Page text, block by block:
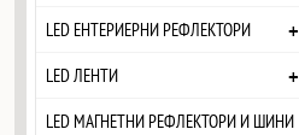
LED ЕНТЕРИЕРНИ РЕФЛЕКТОРИ +
LED ЛЕНТИ +
LED МАГНЕТНИ РЕФЛЕКТОРИ И ШИНИ